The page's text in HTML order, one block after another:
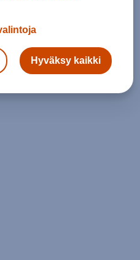
Hyväksy kaikki